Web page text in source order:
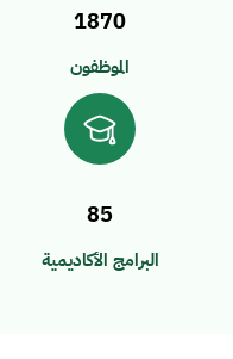
1870
الموظفون
85
البرامج الأكاديمية